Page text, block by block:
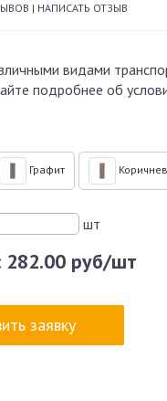
| НАПИСАТЬ ОТЗЫВ
видами
подробнее об
Графит
шт
282.00 руб/шт
заявку